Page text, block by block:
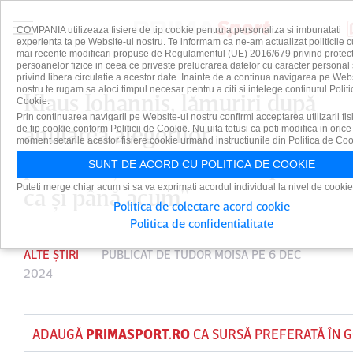
Klaus Iohannis, lămuriri după
anularea alegerilor
prezidenţiale! "Mă voi implica
ca şi până acum"
ALTE ȘTIRI PUBLICAT DETUDOR MOISAPE 6 DEC
2024
ADAUGĂ PRIMASPORT.ROCA SURSĂ PREFERATĂ ÎN
COMPANIA utilizeaza fisiere de tip cookie pentru a personaliza si imbunatati
experienta ta pe Website-ul nostru. Te informam ca ne-am actualizat politicile
mai recente modificari propuse de Regulamentul (UE) 2016/679 privind
persoanelor fizice in ceea ce priveste prelucrarea datelor cu caracter personal
privind libera circulatie a acestor date. Inainte de a continua navigarea pe
nostru te rugam sa aloci timpul necesar pentru a citi si intelege continutul
Cookie.
Prin continuarea navigarii pe Website-ul nostru confirmi acceptarea utilizarii
de tip cookie conform Politicii de Cookie. Nu uita totusi ca poti modifica in orice
moment setarile acestor fisiere cookie urmand instructiunile din Politica de
SUNT DE ACORD CU POLITICA DE COOKIE
Puteti merge chiar acum si sa va exprimati acordul individual la nivel de
Politica de colectare acord cookie
Politica de confidentialitate